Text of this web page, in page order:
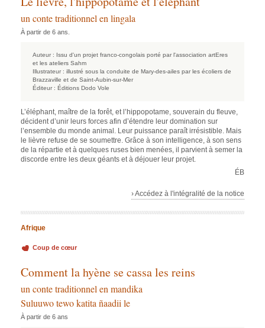
un conte traditionnel en lingala
À partir de 6 ans.
Auteur : Issu d'un projet franco-congolais porté par l'association artEres
et les ateliers Sahm
Illustrateur : illustré sous la conduite de Mary-des-ailes par les écoliers de
Brazzaville et de Saint-Aubin-sur-Mer
Éditeur : Éditions Dodo Vole
L’éléphant, maître de la forêt, et l’hippopotame, souverain du fleuve,
décident d’unir leurs forces afin d’étendre leur domination sur
l’ensemble du monde animal. Leur puissance paraît irrésistible. Mais
le lièvre refuse de se soumettre. Grâce à son intelligence, à son sens
de la répartie et à quelques ruses bien menées, il parvient à semer la
discorde entre les deux géants et à déjouer leur projet.
ÉB
› Accédez à l'intégralité de la notice
Afrique
Coup de cœur
Comment la hyène se cassa les reins
un conte traditionnel en mandika
Suluuwo tewo katita ñaadii le
À partir de 6 ans